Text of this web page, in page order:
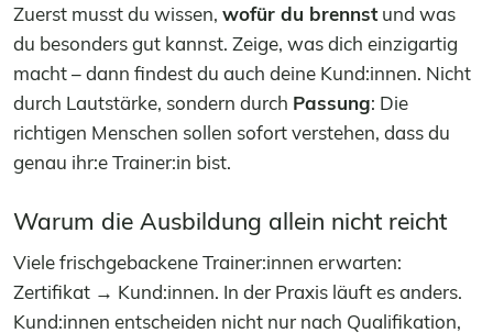
Zuerst musst du wissen, wofür du brennstund was
du besonders gut kannst. Zeige, was dich einzigartig
macht – dann findest du auch deine Kund:innen. Nicht
durch Lautstärke, sondern durch Passung: Die
richtigen Menschen sollen sofort verstehen, dass du
genau ihr:e Trainer:in bist.
Warum die Ausbildung allein nicht reicht
Viele frischgebackene Trainer:innen erwarten:
Zertifikat → Kund:innen. In der Praxis läuft es anders.
Kund:innen entscheiden nicht nur nach Qualifikation,